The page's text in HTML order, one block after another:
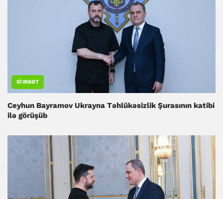
SIYASƏT
Ceyhun Bayramov Ukrayna Təhlükəsizlik Şurasının katibi
ilə görüşüb